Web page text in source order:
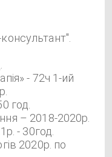
- 72ч 1-ий
год.
– 2018-2020р.
- 30год.
2020р. по